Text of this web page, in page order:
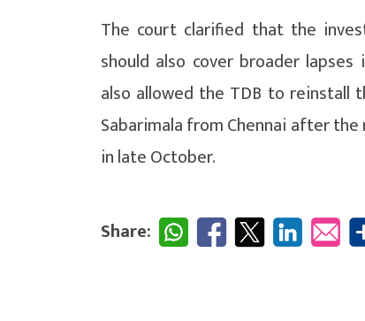
The court clarified that the
should also cover broader
also allowed the TDB to reinstall
Sabarimala from Chennai after
in late October.
Share: